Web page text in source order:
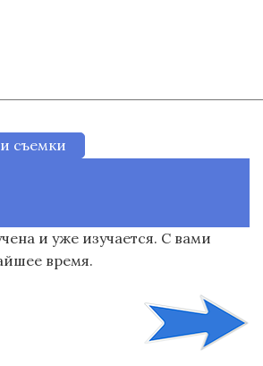
съемки
и уже изучается. С вами
время.